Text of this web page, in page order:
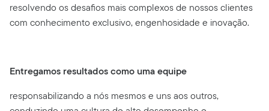
resolvendo os desafios mais complexos de nossos clientes
com conhecimento exclusivo, engenhosidade e inovação.
Entregamos resultados como uma equipe
responsabilizando a nós mesmos e uns aos outros,